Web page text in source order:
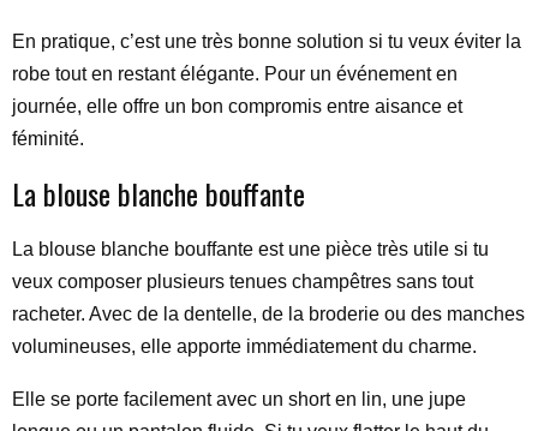
En pratique, c’est une très bonne solution si tu veux éviter la
robe tout en restant élégante. Pour un événement en
journée, elle offre un bon compromis entre aisance et
féminité.
La blouse blanche bouffante
La blouse blanche bouffante est une pièce très utile si tu
veux composer plusieurs tenues champêtres sans tout
racheter. Avec de la dentelle, de la broderie ou des manches
volumineuses, elle apporte immédiatement du charme.
Elle se porte facilement avec un short en lin, une jupe